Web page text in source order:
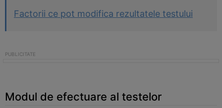
Factorii ce pot modifica rezultatele testului
Modul de efectuare al testelor